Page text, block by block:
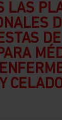
LAS